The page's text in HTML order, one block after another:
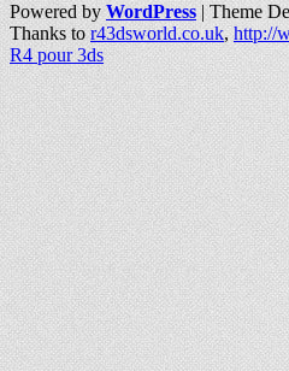
Powered byWordPress | Theme
Thanks tor43dsworld.co.uk,http://
R4 pour 3ds